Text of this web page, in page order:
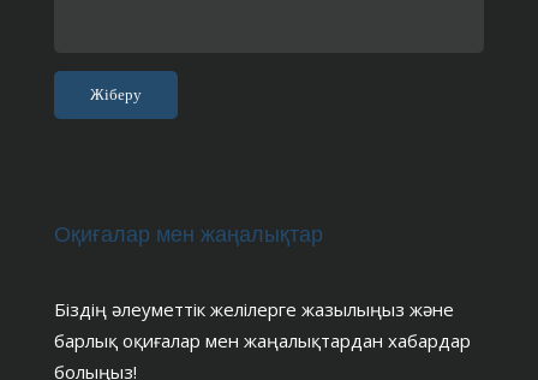
Оқиғалар мен жаңалықтар
Біздің әлеуметтік желілерге жазылыңыз және
барлық оқиғалар мен жаңалықтардан хабардар
болыңыз!